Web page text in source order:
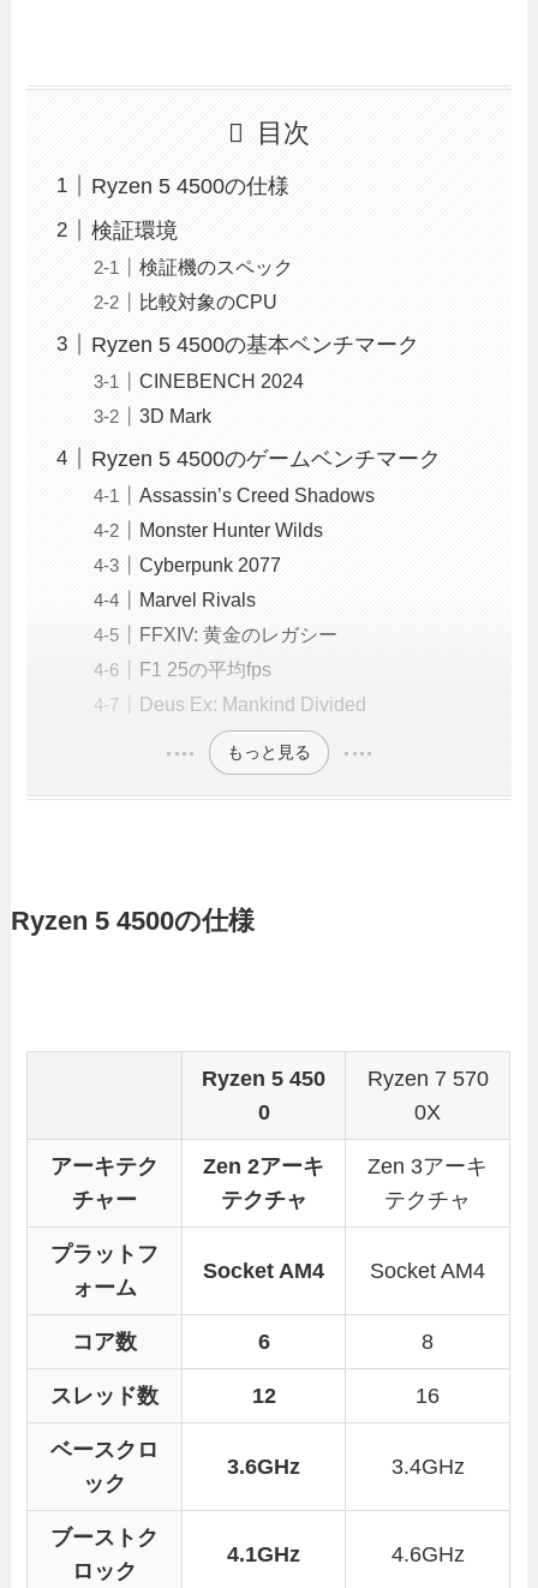
目次
Ryzen 5 4500の仕様
検証環境
検証機のスペック
比較対象のCPU
Ryzen 5 4500の基本ベンチマーク
CINEBENCH 2024
3D Mark
Ryzen 5 4500のゲームベンチマーク
Assassin’s Creed Shadows
Monster Hunter Wilds
Cyberpunk 2077
Marvel Rivals
FFXIV: 黄金のレガシー
F1 25の平均fps
Deus Ex: Mankind Divided
もっと見る
Ryzen 5 4500の仕様
Ryzen 5 450
0
Ryzen 7 570
0X
アーキテク
チャー
Zen 2アーキ
テクチャ
Zen 3アーキ
テクチャ
プラットフ
ォーム
Socket AM4 Socket AM4
コア数 6 8
スレッド数 12 16
ベースクロ
ック
3.6GHz 3.4GHz
ブーストク
ロック
4.1GHz 4.6GHz